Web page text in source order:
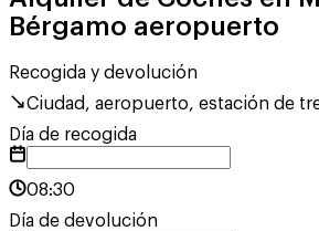
Bérgamo aeropuerto
Recogida y devolución
Ciudad, aeropuerto, estación de
Día de recogida
08:30
Día de devolución